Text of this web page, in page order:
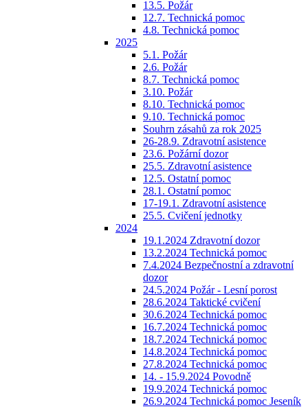
13.5. Požár
12.7. Technická pomoc
4.8. Technická pomoc
2025
5.1. Požár
2.6. Požár
8.7. Technická pomoc
3.10. Požár
8.10. Technická pomoc
9.10. Technická pomoc
Souhrn zásahů za rok 2025
26-28.9. Zdravotní asistence
23.6. Požární dozor
25.5. Zdravotní asistence
12.5. Ostatní pomoc
28.1. Ostatní pomoc
17-19.1. Zdravotní asistence
25.5. Cvičení jednotky
2024
19.1.2024 Zdravotní dozor
13.2.2024 Technická pomoc
7.4.2024 Bezpečnostní a zdravotní
dozor
24.5.2024 Požár - Lesní porost
28.6.2024 Taktické cvičení
30.6.2024 Technická pomoc
16.7.2024 Technická pomoc
18.7.2024 Technická pomoc
14.8.2024 Technická pomoc
27.8.2024 Technická pomoc
14. - 15.9.2024 Povodně
19.9.2024 Technická pomoc
26.9.2024 Technická pomoc Jeseník